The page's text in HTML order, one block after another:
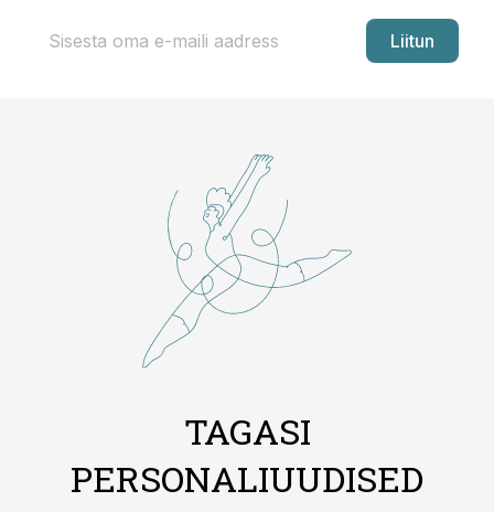
Liitun
TAGASI
PERSONALIUUDISED